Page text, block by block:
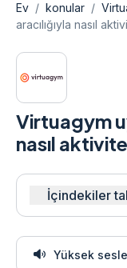
Ev / konular /
aracılığıyla nasıl
Virtuagym
nasıl
İçindekiler
Yüksek